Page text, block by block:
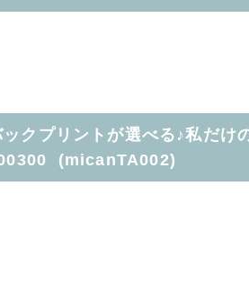
ックプリントが選べる♪私だけ
(micanTA002)